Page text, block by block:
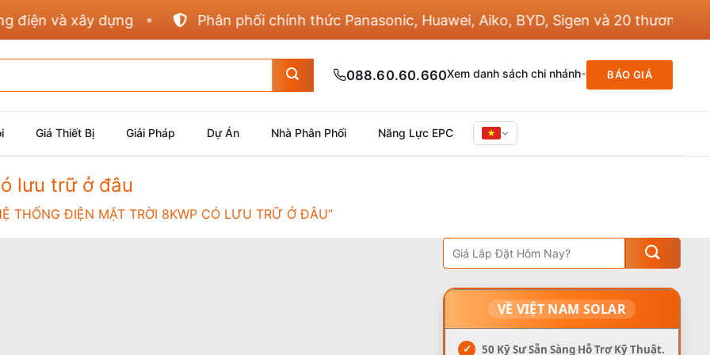
và xây dựng Phân phối chính thức Panasonic, Huawei, Aiko, BYD, Sigen và 20 thương hiệu
088.60.60.660Xem danh sách chi nhánh BÁO GIÁ
Giá Thiết Bị Giải Pháp Dự Án Nhà Phân Phối Năng Lực EPC
lưu trữ ở đâu
THỐNG ĐIỆN MẶT TRỜI 8KWP CÓ LƯU TRỮ Ở ĐÂU”
VỀ VIỆT NAM SOLAR
✓
50 Kỹ Sư Sẵn Sàng Hỗ Trợ Kỹ Thuật.